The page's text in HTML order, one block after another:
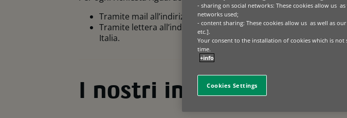
Tramite mail all’indirizzo: dataprotection.italy@bnpparibas.com
Tramite lettera all’indirizzo: BNP Paribas Leasing Solutions
Italia.
I nostri impegni
- sharing on social networks: These cookies allow us
networks used;
- content sharing: These cookies allow us as well as
etc.].
Your consent to the installation of cookies which is
time.
+info
Cookies Settings